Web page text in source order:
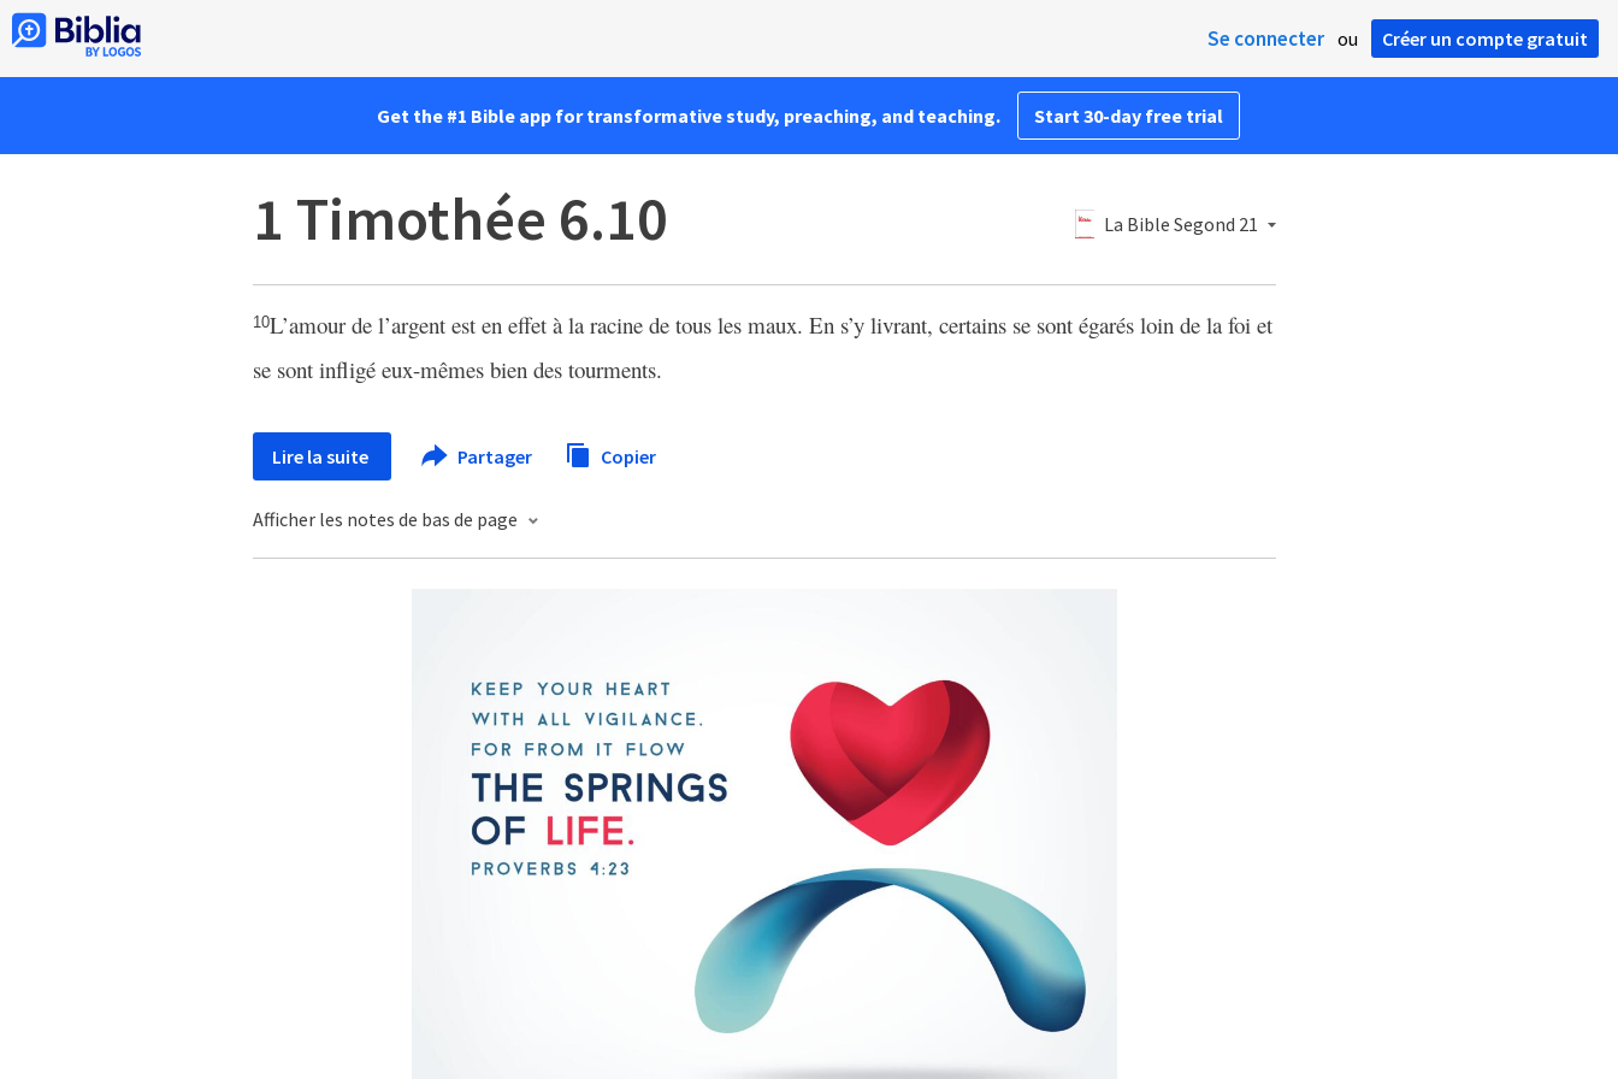
Se connecter ou Créer un compte gratuit
Get the #1 Bible app for transformative study, preaching, and teaching. Start 30-day free trial
1 Timothée 6.10 La Bible Segond 21
10L’amour de l’argent est en effet à la racine de tous les maux. En s’y livrant, certains se sont égarés loin de la foi et
se sont infligé eux-mêmes bien des tourments.
Lire la suite Partager Copier
Afficher les notes de bas de page